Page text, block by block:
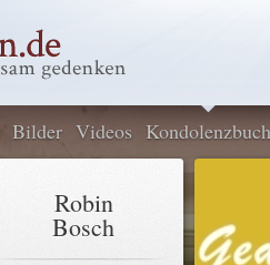
Bilder Videos Kondolenzbuch
Robin
Bosch